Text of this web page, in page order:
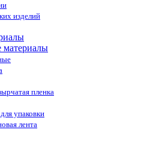
изделий
материалы
пленка
упаковки
лента